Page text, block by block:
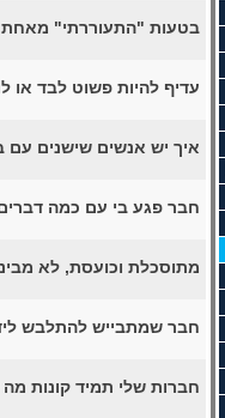
בטעות "התעוררתי" מאחת
עדיף להיות פשוט לבד
איך יש אנשים שישנים עם
חבר פגע בי עם כמה
מתוסכלת וכועסת, לא
חבר שמתבייש להתלבש
חברות שלי תמיד קונות